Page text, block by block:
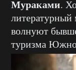
Мураками.
литературный
волнуют
туризма